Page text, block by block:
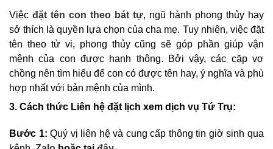
Việc đặt tên con theo bát tự, ngũ hành phong thủy hay
sở thích là quyền lựa chọn của cha mẹ. Tuy nhiên, việc đặt
tên theo tử vi, phong thủy cũng sẽ góp phần giúp vận
mệnh của con được hanh thông. Bởi vậy, các cặp vợ
chồng nên tìm hiểu để con có được tên hay, ý nghĩa và phù
hợp nhất với bản mệnh của mình.
3. Cách thức Liên hệ đặt lịch xem dịch vụ Tứ Trụ:
Bước 1: Quý vị liên hệ và cung cấp thông tin giờ sinh qua